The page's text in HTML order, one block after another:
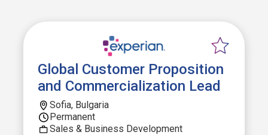
Global Customer Proposition
and Commercialization Lead
Sofia, Bulgaria
Permanent
Sales & Business Development